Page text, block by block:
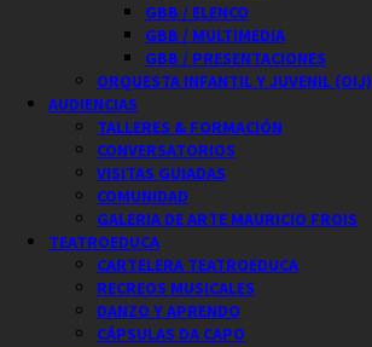
GBB / ELENCO
GBB / MULTIMEDIA
GBB / PRESENTACIONES
ORQUESTA INFANTIL Y JUVENIL (OIJ)
AUDIENCIAS
TALLERES & FORMACIÓN
CONVERSATORIOS
VISITAS GUIADAS
COMUNIDAD
GALERIA DE ARTE MAURICIO FROIS
TEATROEDUCA
CARTELERA TEATROEDUCA
RECREOS MUSICALES
DANZO Y APRENDO
CÁPSULAS DA CAPO